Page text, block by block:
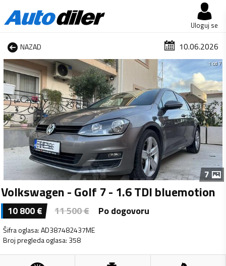
Uloguj se
NAZAD 10.06.2026
1 od 7
7
Volkswagen - Golf 7 - 1.6 TDI bluemotion
10 800€ 11 500€ Po dogovoru
Šifra oglasa:AD387482437ME
Broj pregleda oglasa: 358